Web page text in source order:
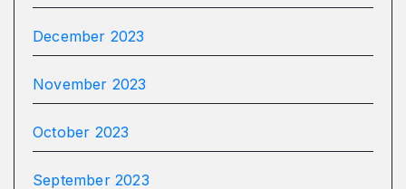
December 2023
November 2023
October 2023
September 2023